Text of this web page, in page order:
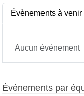
Évènements à venir
Aucun événement
Événements par